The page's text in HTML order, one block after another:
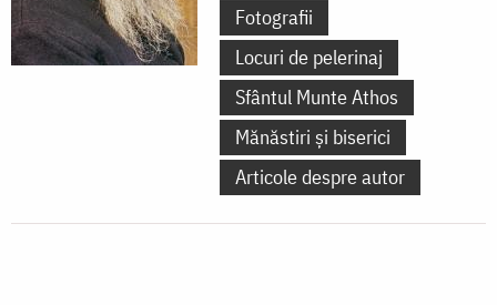
Fotografii
Locuri de pelerinaj
Sfântul Munte Athos
Mănăstiri și biserici
Articole despre autor